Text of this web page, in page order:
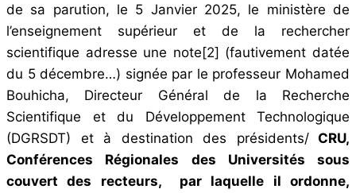
de sa parution, le 5 Janvier 2025, le ministère de
l’enseignement supérieur et de la rechercher
scientifique adresse une note[2] (fautivement datée
du 5 décembre…) signée par le professeur Mohamed
Bouhicha, Directeur Général de la Recherche
Scientifique et du Développement Technologique
(DGRSDT) et à destination des présidents/CRU,
Conférences Régionales des Universités sous
couvert des recteurs, par laquelle il ordonne,